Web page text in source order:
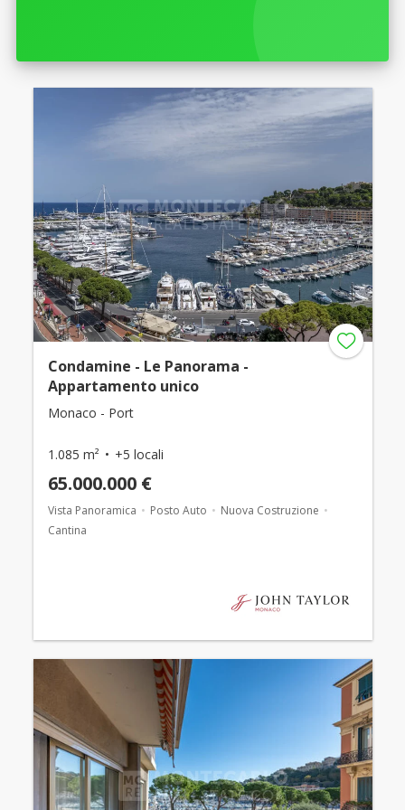
Condamine - Le Panorama -
Appartamento unico
Monaco - Port
1.085 m² +5 locali
65.000.000 €
Vista Panoramica Posto Auto
Nuova Costruzione
Cantina